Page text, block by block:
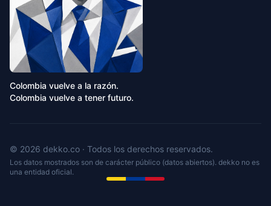
Colombia vuelve a la razón.
Colombia vuelve a tener futuro.
© 2026 dekko.co · Todos los derechos reservados.
Los datos mostrados son de carácter público (datos abiertos). dekko no es
una entidad oficial.